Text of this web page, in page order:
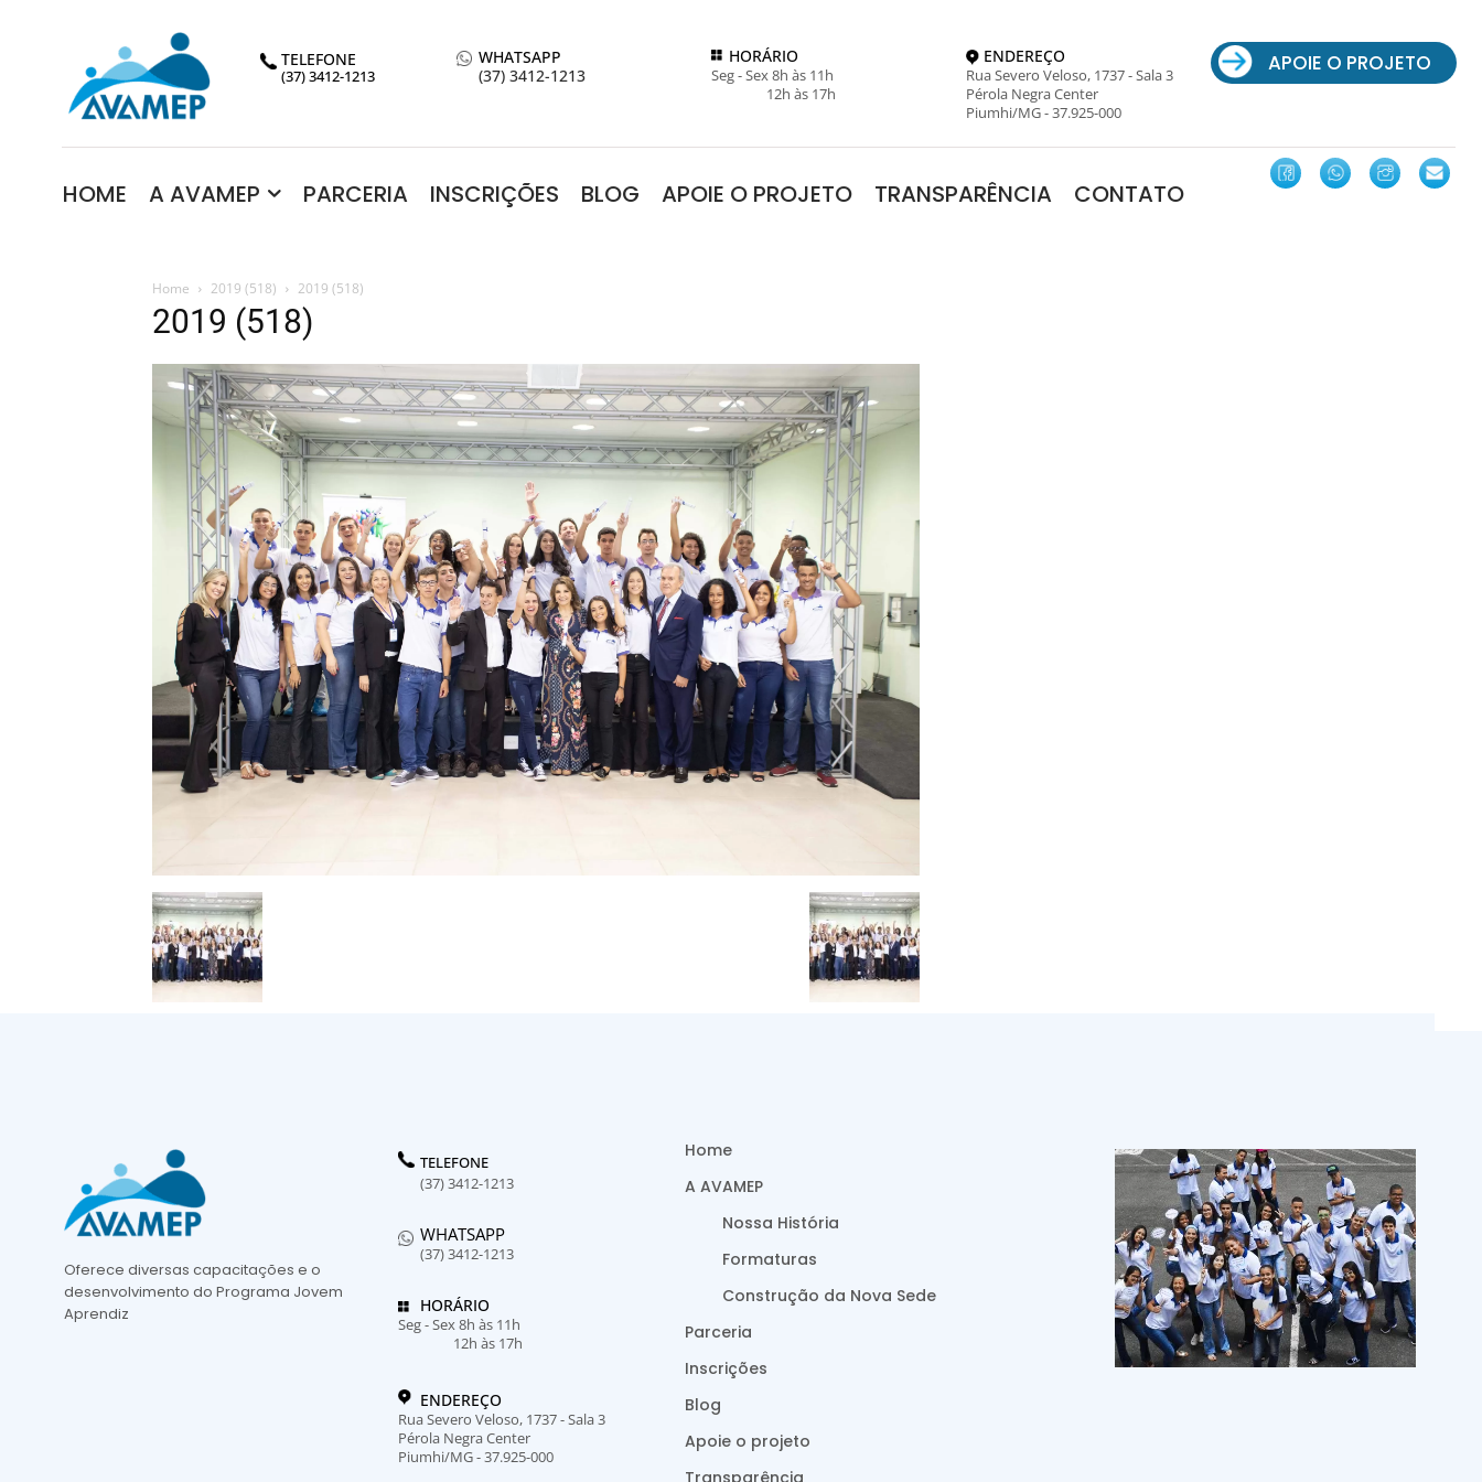
TELEFONE
WHATSAPP
(37) 3412-1213
(37) 3412-1213
HORÁRIO
Seg - Sex 8h às 11h
12h às 17h
ENDEREÇO
Rua Severo Veloso, 1737 - Sala 3
Pérola Negra Center
Piumhi/MG - 37.925-000
APOIE O PROJETO
HOME A AVAMEP PARCERIA INSCRIÇÕES BLOG APOIE O PROJETO TRANSPARÊNCIA CONTATO
Home 2019 (518) 2019 (518)
2019 (518)
Oferece diversas capacitações e o
desenvolvimento do Programa Jovem
Aprendiz
TELEFONE
(37) 3412-1213
WHATSAPP
(37) 3412-1213
HORÁRIO
Seg - Sex 8h às 11h
12h às 17h
ENDEREÇO
Rua Severo Veloso, 1737 - Sala 3
Pérola Negra Center
Piumhi/MG - 37.925-000
Home
A AVAMEP
Nossa História
Formaturas
Construção da Nova Sede
Parceria
Inscrições
Blog
Apoie o projeto